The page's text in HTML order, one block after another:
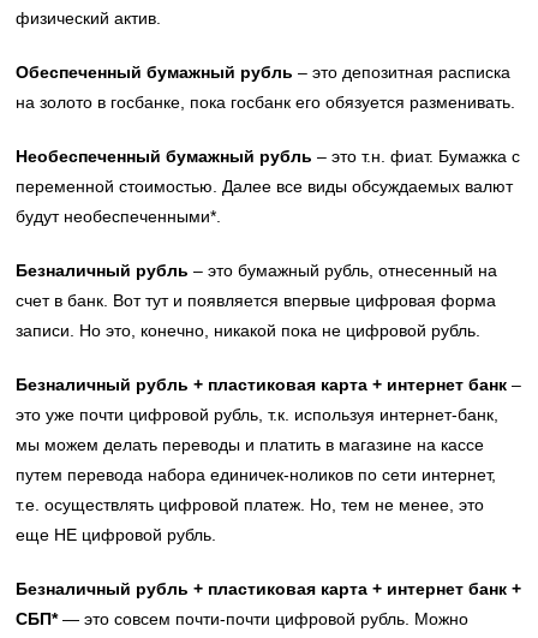
физический актив.
Обеспеченный бумажный рубль – это депозитная расписка
на золото в госбанке, пока госбанк его обязуется разменивать.
Необеспеченный бумажный рубль – это т.н. фиат. Бумажка с
переменной стоимостью. Далее все виды обсуждаемых валют
будут необеспеченными*.
Безналичный рубль – это бумажный рубль, отнесенный на
счет в банк. Вот тут и появляется впервые цифровая форма
записи. Но это, конечно, никакой пока не цифровой рубль.
Безналичный рубль + пластиковая карта + интернет банк –
это уже почти цифровой рубль, т.к. используя интернет-банк,
мы можем делать переводы и платить в магазине на кассе
путем перевода набора единичек-ноликов по сети интернет,
т.е. осуществлять цифровой платеж. Но, тем не менее, это
еще НЕ цифровой рубль.
Безналичный рубль + пластиковая карта + интернет банк +
СБП*— это совсем почти-почти цифровой рубль. Можно